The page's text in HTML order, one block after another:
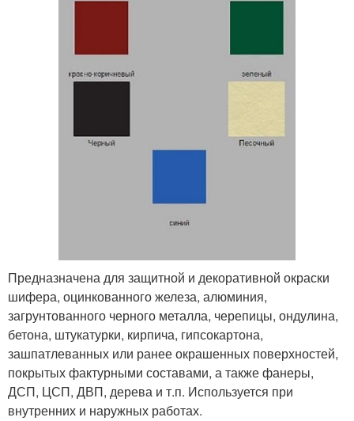
Предназначена для защитной и декоративной окраски
шифера, оцинкованного железа, алюминия,
загрунтованного черного металла, черепицы, ондулина,
бетона, штукатурки, кирпича, гипсокартона,
зашпатлеванных или ранее окрашенных поверхностей,
покрытых фактурными составами, а также фанеры,
ДСП, ЦСП, ДВП, дерева и т.п. Используется при
внутренних и наружных работах.